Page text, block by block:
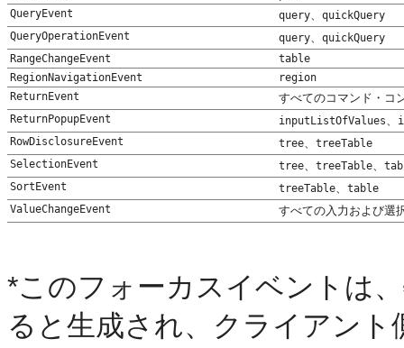
QueryEvent
query
quickQuery
QueryOperationEvent
query
quickQuery
RangeChangeEvent
table
RegionNavigationEvent
region
ReturnEvent
すべてのコマンド・コ
ReturnPopupEvent inputListOfValues
RowDisclosureEvent
tree
treeTable
SelectionEvent
tree treeTable
SortEvent
treeTable
table
ValueChangeEvent
すべての入力および選
*このフォーカスイベントは
ると生成され、クライアン